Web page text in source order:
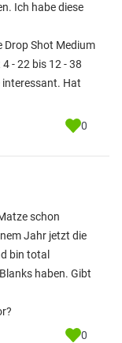
Ich habe diese
Drop Shot Medium
- 22 bis 12 - 38
interessant. Hat
0
schon
Jahr jetzt die
bin total
haben. Gibt
0